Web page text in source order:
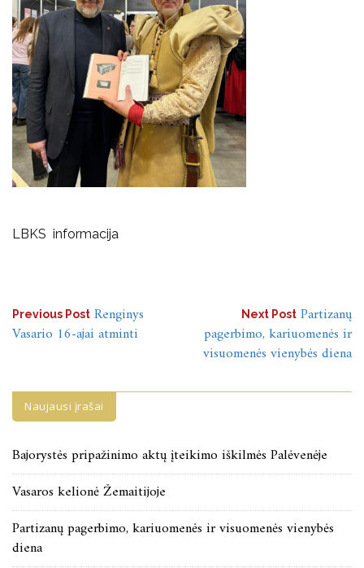
LBKS informacija
Navigacija
tarp
Previous Post Renginys
Vasario 16-ajai atminti
Next Post Partizanų
pagerbimo, kariuomenės ir
visuomenės vienybės diena
Naujausi įrašai
Bajorystės pripažinimo aktų įteikimo iškilmės Palėvenėje
Vasaros kelionė Žemaitijoje
Partizanų pagerbimo, kariuomenės ir visuomenės vienybės
diena